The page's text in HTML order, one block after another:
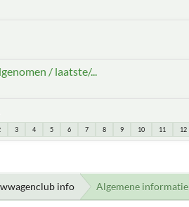
/ laatste/...
3 4 5 6 7 8 9 10 11 12
info Algemene informatie